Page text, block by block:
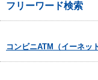
フリーワード検索
コンビニATM（イーネッ